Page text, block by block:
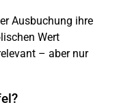
Ausbuchung ihre
Wert
– aber nur